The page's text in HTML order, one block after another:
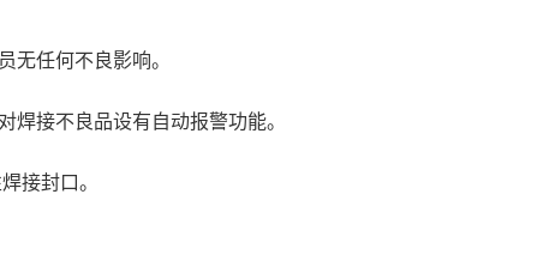
无任何不良影响。
焊接不良品设有自动报警功能。
接封口。